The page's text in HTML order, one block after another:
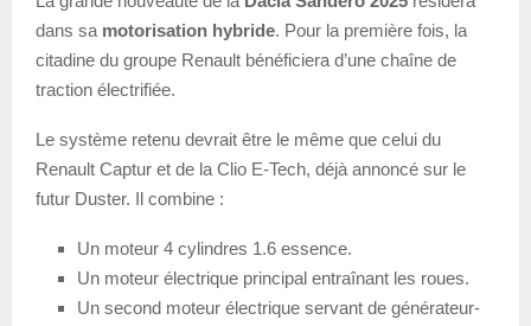
dans sa motorisation hybride. Pour la première fois, la
citadine du groupe Renault bénéficiera d’une chaîne de
traction électrifiée.
Le système retenu devrait être le même que celui du
Renault Captur et de la Clio E-Tech, déjà annoncé sur le
futur Duster. Il combine :
Un moteur 4 cylindres 1.6 essence.
Un moteur électrique principal entraînant les roues.
Un second moteur électrique servant de générateur-